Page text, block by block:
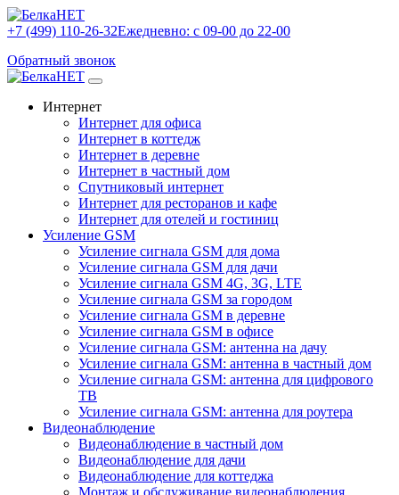
+7 (499) 110-26-32Ежедневно: с 09-00 до 22-00
Обратный звонок
Интернет
Интернет для офиса
Интернет в коттедж
Интернет в деревне
Интернет в частный дом
Спутниковый интернет
Интернет для ресторанов и кафе
Интернет для отелей и гостиниц
Усиление GSM
Усиление сигнала GSM для дома
Усиление сигнала GSM для дачи
Усиление сигнала GSM 4G, 3G, LTE
Усиление сигнала GSM за городом
Усиление сигнала GSM в деревне
Усиление сигнала GSM в офисе
Усиление сигнала GSM: антенна на дачу
Усиление сигнала GSM: антенна в частный дом
Усиление сигнала GSM: антенна для цифрового
ТВ
Усиление сигнала GSM: антенна для роутера
Видеонаблюдение
Видеонаблюдение в частный дом
Видеонаблюдение для дачи
Видеонаблюдение для коттеджа
Монтаж и обслуживание видеонаблюдения